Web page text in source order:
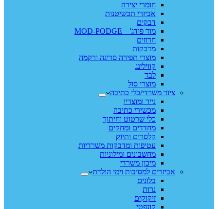
חומרי יצירה
אביזרי תכשיטנות
דבקים
מוד פודג' – MOD-PODGE
חרוזים
מדבקות
מוצרי תפירה סריגה ורקמה
קווילינג
לבד
מוצרי סול
ציוד משרדי/כלי כתיבה
נייר ומוצריו
מכשירי כתיבה
כלי שרטוט וחיתוך
מחדדים ומחקים
קלסרים ותיוק
עטיפות ומדבקות משרדיות
מחשבונים ומילוניות
מיכון משרדי
אביזרים למסיבות וימי הולדת
בלונים
נרות
זיקוקים
קונפטי